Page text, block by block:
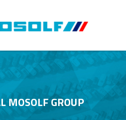
MOSOLF GROUP